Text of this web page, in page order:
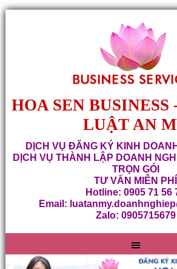
HOA SEN BUSINESS
LUẬT AN
DỊCH VỤ ĐĂNG KÝ KINH
DỊCH VỤ THÀNH LẬP DOANH
TRỌN GÓI
TƯ VẤN MIỄN PHÍ
Hotline: 0905 71 56
Email:
Zalo: 0905715679